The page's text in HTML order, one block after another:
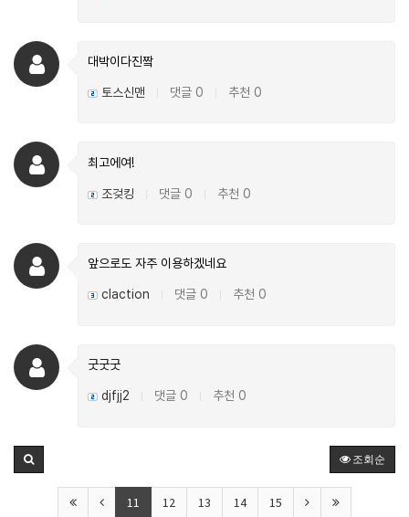
대박이다진짴
토스신맨 댓글 0 추천 0
최고에여!
조겆킹 댓글 0 추천 0
앞으로도 자주 이용하겠네요
claction 댓글 0 추천 0
굿굿굿
djfjj2 댓글 0 추천 0
조회순
11 12 13 14 15